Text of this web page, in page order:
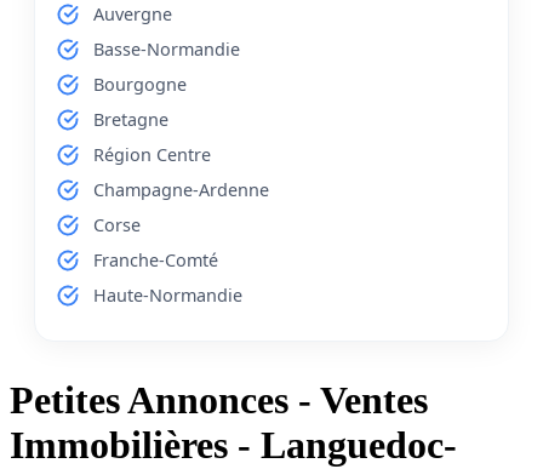
Auvergne
Basse-Normandie
Bourgogne
Bretagne
Région Centre
Champagne-Ardenne
Corse
Franche-Comté
Haute-Normandie
Petites Annonces - Ventes
Immobilières - Languedoc-